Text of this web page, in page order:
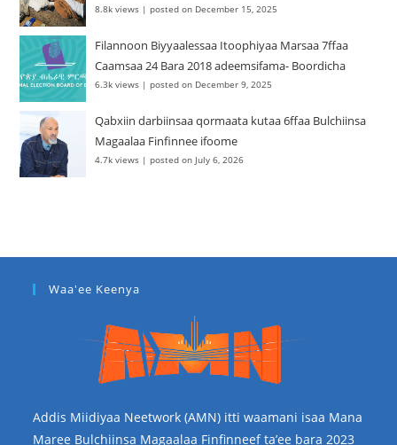
8.8k views |posted on December 15, 2025
Filannoon Biyyaalessaa Itoophiyaa Marsaa 7ffaa
Caamsaa 24 Bara 2018 adeemsifama- Boordicha
6.3k views |posted on December 9, 2025
Qabxiin darbiinsaa qormaata kutaa 6ffaa Bulchiinsa
Magaalaa Finfinnee ifoome
4.7k views |posted on July 6, 2026
Waa'ee Keenya
Addis Miidiyaa Neetwork (AMN) itti waamani isaa Mana
Maree Bulchiinsa Magaalaa Finfinneef ta’ee bara 2023